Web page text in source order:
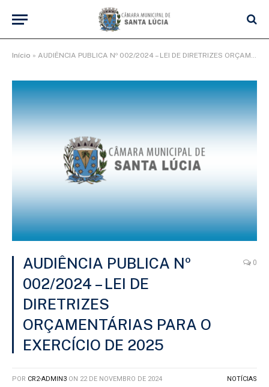
Início » AUDIÊNCIA PUBLICA Nº 002/2024 – LEI DE DIRETRIZES ORÇAMENTÁRIAS PARA O EXERCÍCIO DE 2025
AUDIÊNCIA PUBLICA Nº
002/2024 – LEI DE
DIRETRIZES
ORÇAMENTÁRIAS PARA O
EXERCÍCIO DE 2025
0
POR CR2-ADMIN3 ON 22 DE NOVEMBRO DE 2024 NOTÍCIAS